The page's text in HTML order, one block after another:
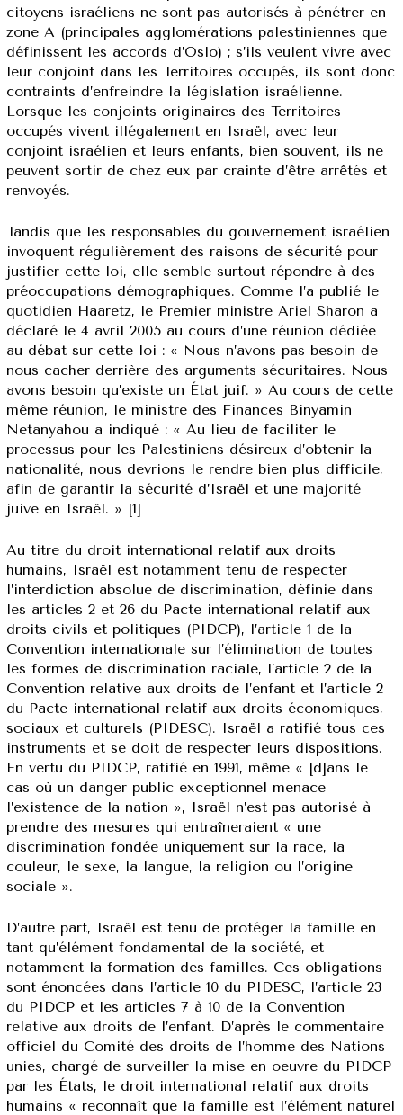
citoyens israéliens ne sont pas autorisés à pénétrer en
zone A (principales agglomérations palestiniennes que
définissent les accords d’Oslo) ; s’ils veulent vivre avec
leur conjoint dans les Territoires occupés, ils sont donc
contraints d’enfreindre la législation israélienne.
Lorsque les conjoints originaires des Territoires
occupés vivent illégalement en Israël, avec leur
conjoint israélien et leurs enfants, bien souvent, ils ne
peuvent sortir de chez eux par crainte d’être arrêtés et
renvoyés.
Tandis que les responsables du gouvernement israélien
invoquent régulièrement des raisons de sécurité pour
justifier cette loi, elle semble surtout répondre à des
préoccupations démographiques. Comme l’a publié le
quotidien Haaretz, le Premier ministre Ariel Sharon a
déclaré le 4 avril 2005 au cours d’une réunion dédiée
au débat sur cette loi : « Nous n’avons pas besoin de
nous cacher derrière des arguments sécuritaires. Nous
avons besoin qu’existe un État juif. » Au cours de cette
même réunion, le ministre des Finances Binyamin
Netanyahou a indiqué : « Au lieu de faciliter le
processus pour les Palestiniens désireux d’obtenir la
nationalité, nous devrions le rendre bien plus difficile,
afin de garantir la sécurité d’Israël et une majorité
juive en Israël. » [1]
Au titre du droit international relatif aux droits
humains, Israël est notamment tenu de respecter
l’interdiction absolue de discrimination, définie dans
les articles 2 et 26 du Pacte international relatif aux
droits civils et politiques (PIDCP), l’article 1 de la
Convention internationale sur l’élimination de toutes
les formes de discrimination raciale, l’article 2 de la
Convention relative aux droits de l’enfant et l’article 2
du Pacte international relatif aux droits économiques,
sociaux et culturels (PIDESC). Israël a ratifié tous ces
instruments et se doit de respecter leurs dispositions.
En vertu du PIDCP, ratifié en 1991, même « [d]ans le
cas où un danger public exceptionnel menace
l’existence de la nation », Israël n’est pas autorisé à
prendre des mesures qui entraîneraient « une
discrimination fondée uniquement sur la race, la
couleur, le sexe, la langue, la religion ou l’origine
sociale ».
D’autre part, Israël est tenu de protéger la famille en
tant qu’élément fondamental de la société, et
notamment la formation des familles. Ces obligations
sont énoncées dans l’article 10 du PIDESC, l’article 23
du PIDCP et les articles 7 à 10 de la Convention
relative aux droits de l’enfant. D’après le commentaire
officiel du Comité des droits de l’homme des Nations
unies, chargé de surveiller la mise en oeuvre du PIDCP
par les États, le droit international relatif aux droits
humains « reconnaît que la famille est l’élément naturel